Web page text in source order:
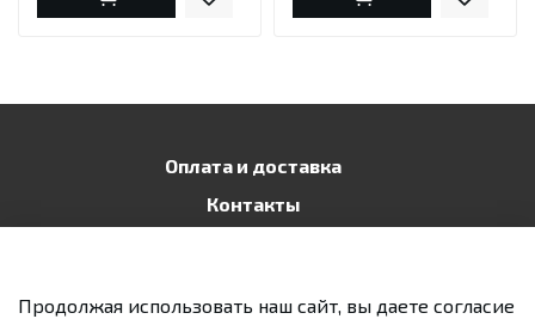
Оплата и доставка
Контакты
Продолжая использовать наш сайт, вы даете согласие